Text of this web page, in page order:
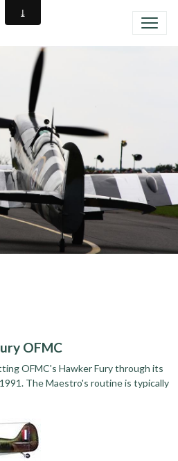
OFMC
OFMC's Hawker Fury through its
The Maestro's routine is typically